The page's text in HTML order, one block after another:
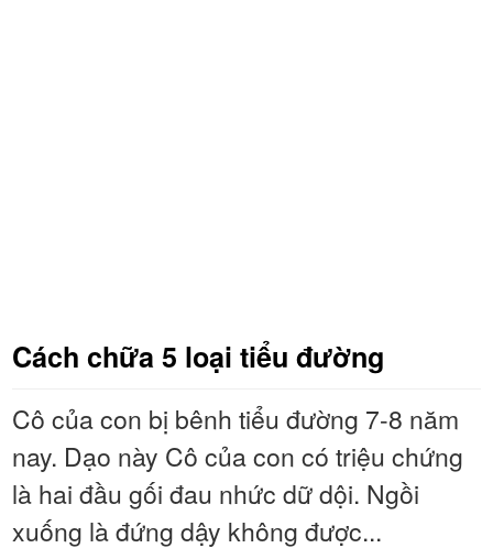
Cách chữa 5 loại tiểu đường
Cô của con bị bênh tiểu đường 7-8 năm
nay. Dạo này Cô của con có triệu chứng
là hai đầu gối đau nhức dữ dội. Ngồi
xuống là đứng dậy không được...